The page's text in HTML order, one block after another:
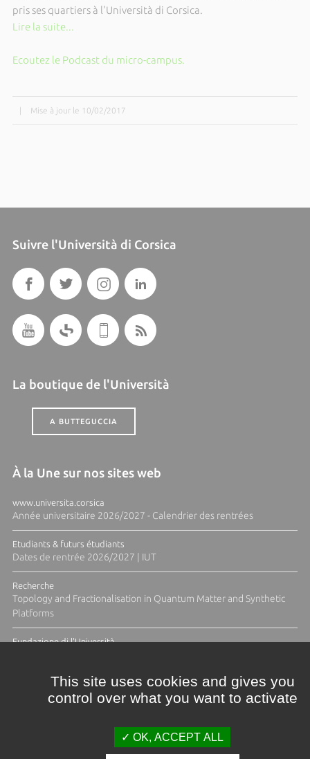
pris ses quartiers à l'Università di Corsica.
Lire la suite...
Ecoutez le Podcast du micro-campus.
Mise à jour le 10/02/2017
Suivre l'Università di Corsica
La boutique de l'Università
A BUTTEGUCCIA
À la Une sur nos sites web
www.universita.corsica
Année universitaire 2026/2027 - Calendrier des rentrées
Etudiants & futurs étudiants
Dates de rentrée 2026/2027 | IUT
Recherche
Topology and Fractionalisation in Quantum Matter and Synthetic
Platforms
Fundazione di l'Università
This site uses cookies and gives you
control over what you want to activate
OK, ACCEPT ALL